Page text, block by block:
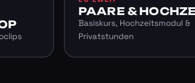
PAARE &
Basiskurs, Hochzeitsmodul &
Privatstunden